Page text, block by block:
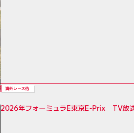
海外レース他
2026年フォーミュラE東京E-Prix TV放